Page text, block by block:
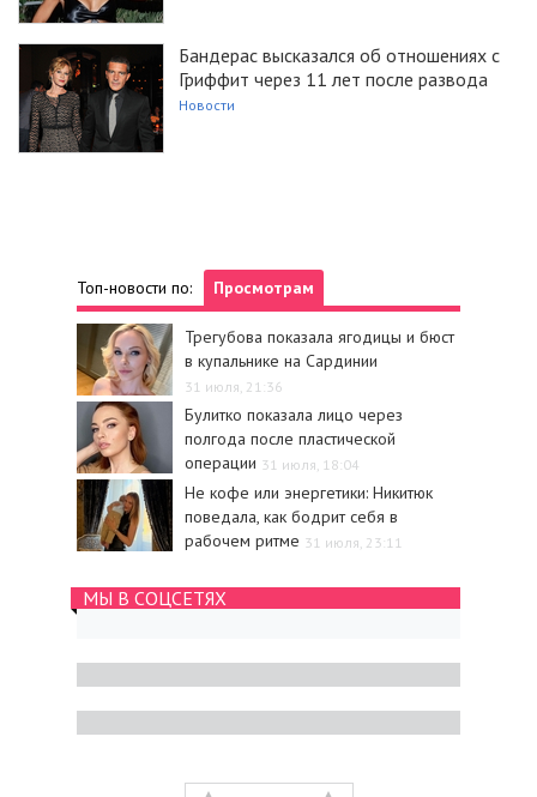
Бандерас высказался об отношениях с
Гриффит через 11 лет после развода
Новости
Топ-новости по: Просмотрам
Трегубова показала ягодицы и бюст
в купальнике на Сардинии
31 июля, 21:36
Булитко показала лицо через
полгода после пластической
операции 31 июля, 18:04
Не кофе или энергетики: Никитюк
поведала, как бодрит себя в
рабочем ритме 31 июля, 23:11
МЫ В СОЦСЕТЯХ